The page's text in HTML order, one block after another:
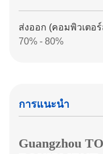
ส่งออก (คอมพิวเตอ
70% - 80%
การแนะนำ
Guangzhou